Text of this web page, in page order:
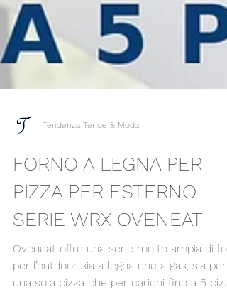
FORNO A LEGNA PER
PIZZA PER ESTERNO -
SERIE WRX OVENEAT